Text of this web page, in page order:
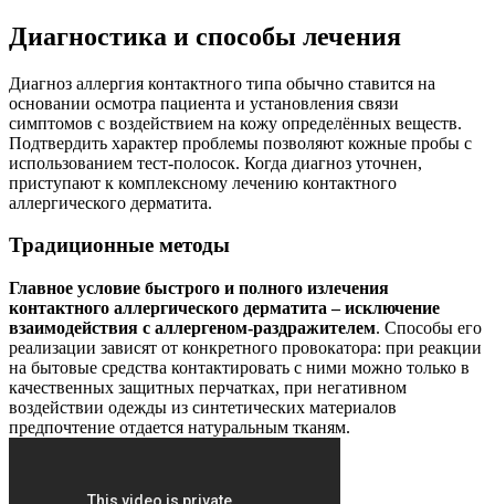
Диагностика и способы лечения
Диагноз аллергия контактного типа обычно ставится на
основании осмотра пациента и установления связи
симптомов с воздействием на кожу определённых веществ.
Подтвердить характер проблемы позволяют кожные пробы с
использованием тест-полосок. Когда диагноз уточнен,
приступают к комплексному лечению контактного
аллергического дерматита.
Традиционные методы
Главное условие быстрого и полного излечения
контактного аллергического дерматита – исключение
взаимодействия с аллергеном-раздражителем. Способы его
реализации зависят от конкретного провокатора: при реакции
на бытовые средства контактировать с ними можно только в
качественных защитных перчатках, при негативном
воздействии одежды из синтетических материалов
предпочтение отдается натуральным тканям.